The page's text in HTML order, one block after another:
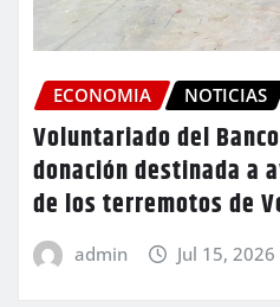
ECONOMIA NOTICIAS
Voluntariado del
donación destinada a
de los terremotos de
admin Jul 15, 2026